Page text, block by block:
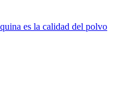
es la calidad del polvo